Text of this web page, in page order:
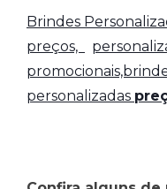
Brindes
preços,
personalizadas